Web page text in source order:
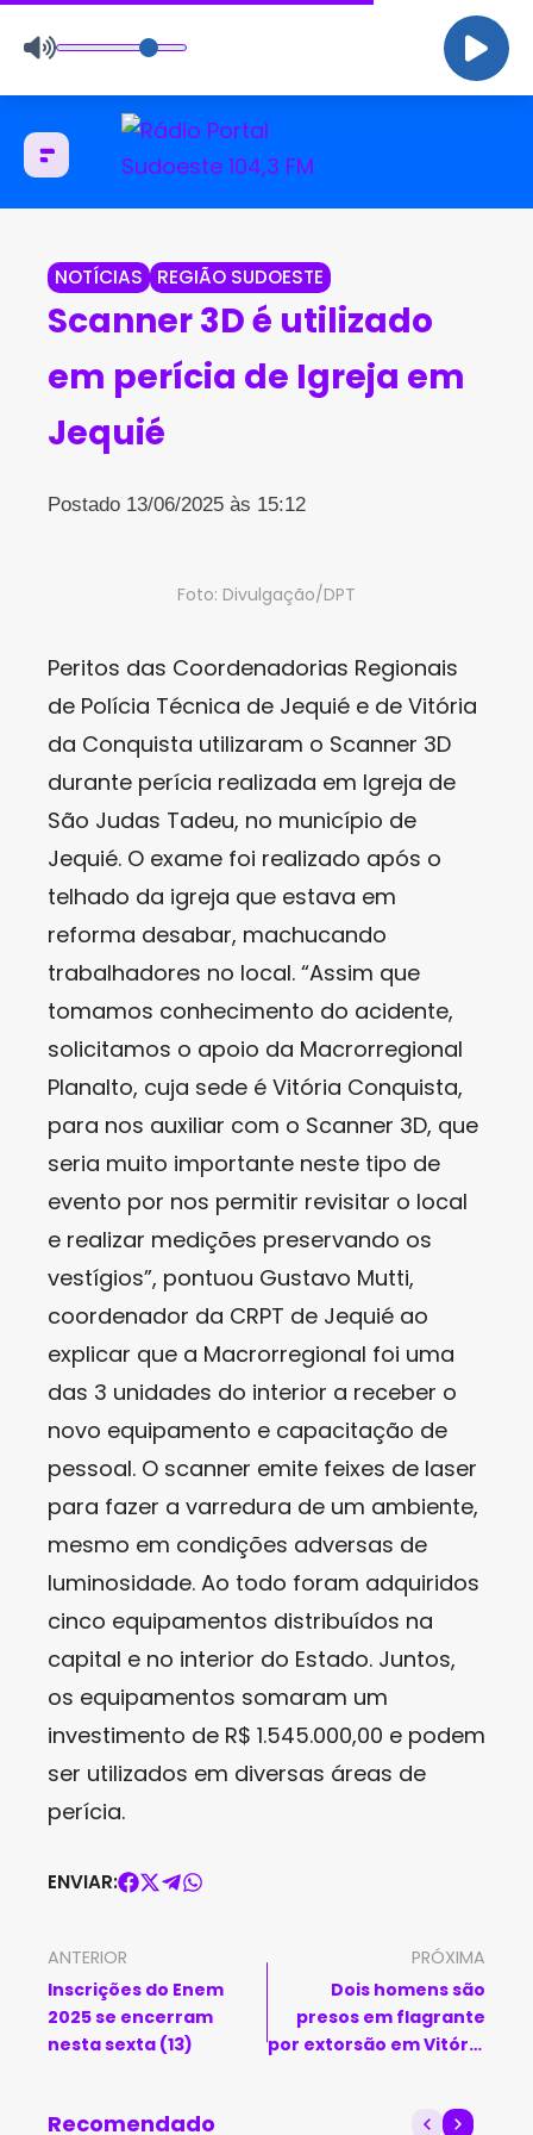
NOTÍCIAS REGIÃO SUDOESTE
Scanner 3D é utilizado
em perícia de Igreja em
Jequié
Postado 13/06/2025 às 15:12
Foto: Divulgação/DPT
Peritos das Coordenadorias Regionais
de Polícia Técnica de Jequié e de Vitória
da Conquista utilizaram o Scanner 3D
durante perícia realizada em Igreja de
São Judas Tadeu, no município de
Jequié. O exame foi realizado após o
telhado da igreja que estava em
reforma desabar, machucando
trabalhadores no local. “Assim que
tomamos conhecimento do acidente,
solicitamos o apoio da Macrorregional
Planalto, cuja sede é Vitória Conquista,
para nos auxiliar com o Scanner 3D, que
seria muito importante neste tipo de
evento por nos permitir revisitar o local
e realizar medições preservando os
vestígios”, pontuou Gustavo Mutti,
coordenador da CRPT de Jequié ao
explicar que a Macrorregional foi uma
das 3 unidades do interior a receber o
novo equipamento e capacitação de
pessoal. O scanner emite feixes de laser
para fazer a varredura de um ambiente,
mesmo em condições adversas de
luminosidade. Ao todo foram adquiridos
cinco equipamentos distribuídos na
capital e no interior do Estado. Juntos,
os equipamentos somaram um
investimento de R$ 1.545.000,00 e podem
ser utilizados em diversas áreas de
perícia.
ENVIAR:
ANTERIOR
Inscrições do Enem
2025 se encerram
nesta sexta (13)
PRÓXIMA
Dois homens são
presos em flagrante
por extorsão em Vitória
Recomendado